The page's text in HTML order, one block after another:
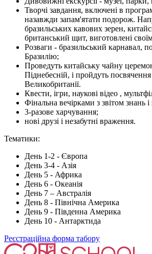
Творчі завдання, включені в
назавжди запам'ятати подорож.
бразильських кавових зерен,
британський щит, виготовлені
Розваги - бразильський карнавал,
Бразилію;
Проведуть китайську чайну
Піднебесній, і пройдуть
Великобританії.
Квести, ігри, наукові відео ,
Фінальна вечірками з звітом знань і
3-разове харчування;
нові друзі і незабутні враження.
Тематики:
День 1-2 - Європа
День 3-4 - Азія
День 5 - Африка
День 6 - Океанія
День 7 – Австралія
День 8 - Північна Америка
День 9 - Південна Америка
День 10 - Антарктида
Реєстраційна форма табору